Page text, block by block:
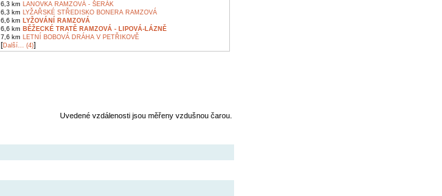
6,3 km LANOVKA RAMZOVÁ - ŠERÁK
6,3 km LYŽAŘSKÉ STŘEDISKO BONERA RAMZOVÁ
6,6 km LYŽOVÁNÍ RAMZOVÁ
6,6 km BĚŽECKÉ TRATĚ RAMZOVÁ - LIPOVÁ-LÁZNĚ
7,6 km LETNÍ BOBOVÁ DRÁHA V PETŘIKOVĚ
[Další... (4)]
Uvedené vzdálenosti jsou měřeny vzdušnou čarou.